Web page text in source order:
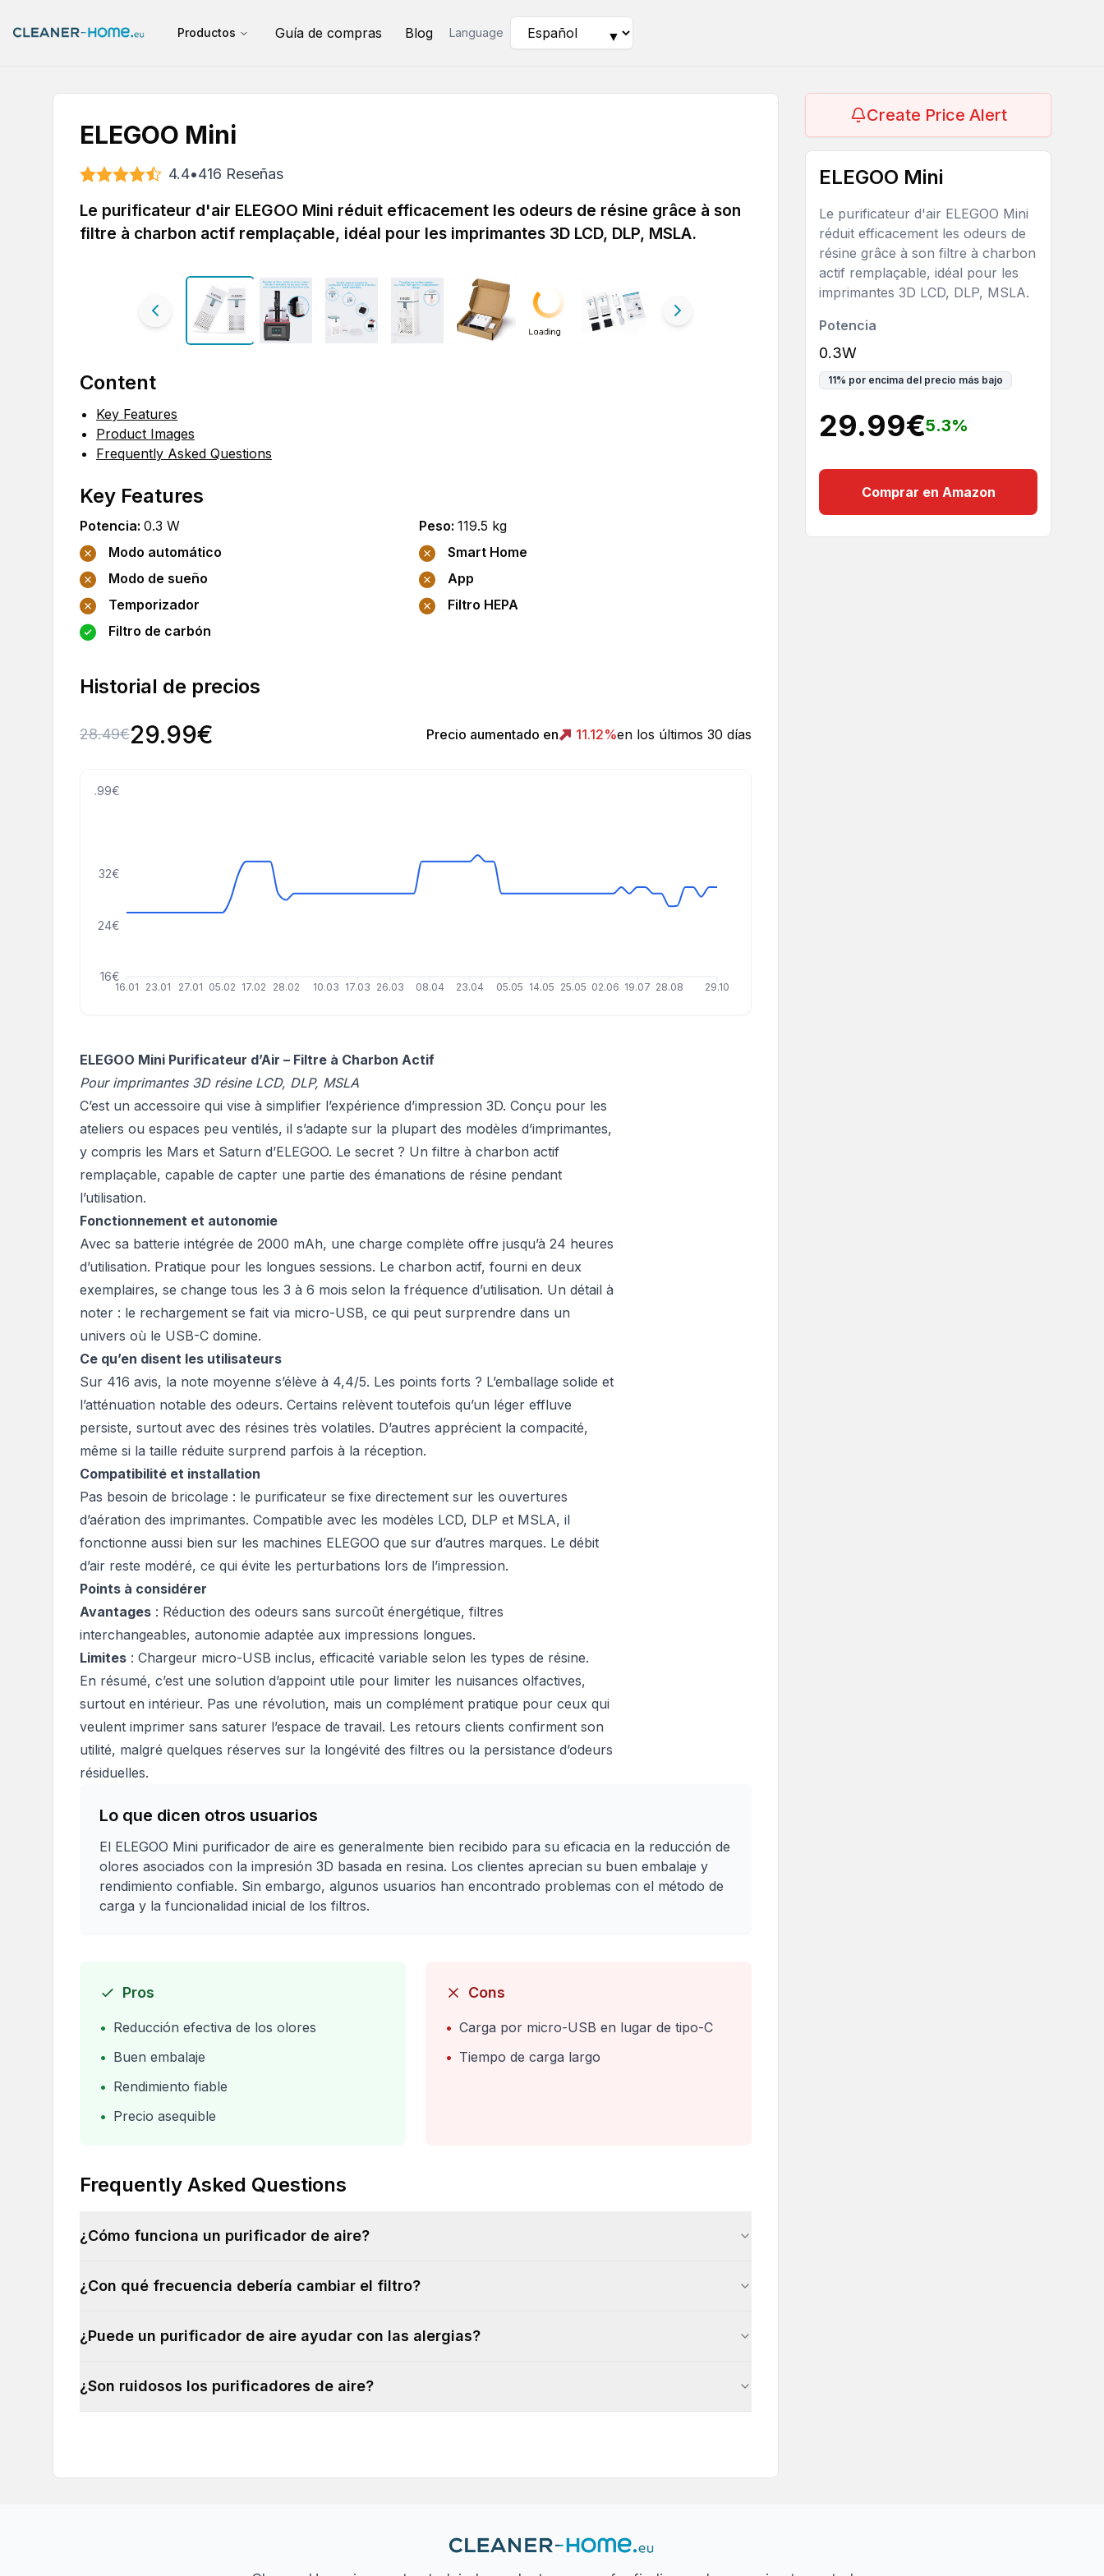
Productos Guía de compras Blog Language ▼
ELEGOO Mini
4.4•416 Reseñas
Le purificateur d'air ELEGOO Mini réduit efficacement les odeurs de résine grâce à son
filtre à charbon actif remplaçable, idéal pour les imprimantes 3D LCD, DLP, MSLA.
Content
Key Features
Product Images
Frequently Asked Questions
Key Features
Potencia: 0.3 W Peso: 119.5 kg
Modo automático
Smart Home
Modo de sueño
App
Temporizador
Filtro HEPA
Filtro de carbón
Historial de precios
28.49€29.99€ Precio aumentado en 11.12%en los últimos 30 días
16.01 23.01 27.01 05.02 17.02 28.02 10.03 17.03 26.03 08.04 23.04 05.05 14.05 25.05 02.06 19.07 28.08 29.10
16€
24€
32€
44.99€
ELEGOO Mini Purificateur d’Air – Filtre à Charbon Actif
Pour imprimantes 3D résine LCD, DLP, MSLA
C’est un accessoire qui vise à simplifier l’expérience d’impression 3D. Conçu pour les
ateliers ou espaces peu ventilés, il s’adapte sur la plupart des modèles d’imprimantes,
y compris les Mars et Saturn d’ELEGOO. Le secret ? Un filtre à charbon actif
remplaçable, capable de capter une partie des émanations de résine pendant
l’utilisation.
Fonctionnement et autonomie
Avec sa batterie intégrée de 2000 mAh, une charge complète offre jusqu’à 24 heures
d’utilisation. Pratique pour les longues sessions. Le charbon actif, fourni en deux
exemplaires, se change tous les 3 à 6 mois selon la fréquence d’utilisation. Un détail à
noter : le rechargement se fait via micro-USB, ce qui peut surprendre dans un
univers où le USB-C domine.
Ce qu’en disent les utilisateurs
Sur 416 avis, la note moyenne s’élève à 4,4/5. Les points forts ? L’emballage solide et
l’atténuation notable des odeurs. Certains relèvent toutefois qu’un léger effluve
persiste, surtout avec des résines très volatiles. D’autres apprécient la compacité,
même si la taille réduite surprend parfois à la réception.
Compatibilité et installation
Pas besoin de bricolage : le purificateur se fixe directement sur les ouvertures
d’aération des imprimantes. Compatible avec les modèles LCD, DLP et MSLA, il
fonctionne aussi bien sur les machines ELEGOO que sur d’autres marques. Le débit
d’air reste modéré, ce qui évite les perturbations lors de l’impression.
Points à considérer
Avantages : Réduction des odeurs sans surcoût énergétique, filtres
interchangeables, autonomie adaptée aux impressions longues.
Limites : Chargeur micro-USB inclus, efficacité variable selon les types de résine.
En résumé, c’est une solution d’appoint utile pour limiter les nuisances olfactives,
surtout en intérieur. Pas une révolution, mais un complément pratique pour ceux qui
veulent imprimer sans saturer l’espace de travail. Les retours clients confirment son
utilité, malgré quelques réserves sur la longévité des filtres ou la persistance d’odeurs
résiduelles.
Lo que dicen otros usuarios
El ELEGOO Mini purificador de aire es generalmente bien recibido para su eficacia en la reducción de
olores asociados con la impresión 3D basada en resina. Los clientes aprecian su buen embalaje y
rendimiento confiable. Sin embargo, algunos usuarios han encontrado problemas con el método de
carga y la funcionalidad inicial de los filtros.
Pros
• Reducción efectiva de los olores
• Buen embalaje
• Rendimiento fiable
• Precio asequible
Cons
• Carga por micro-USB en lugar de tipo-C
• Tiempo de carga largo
Frequently Asked Questions
¿Cómo funciona un purificador de aire?
¿Con qué frecuencia debería cambiar el filtro?
¿Puede un purificador de aire ayudar con las alergias?
¿Son ruidosos los purificadores de aire?
Create Price Alert
ELEGOO Mini
Le purificateur d'air ELEGOO Mini
réduit efficacement les odeurs de
résine grâce à son filtre à charbon
actif remplaçable, idéal pour les
imprimantes 3D LCD, DLP, MSLA.
Potencia
0.3W
11% por encima del precio más bajo
29.99€5.3%
Comprar en Amazon